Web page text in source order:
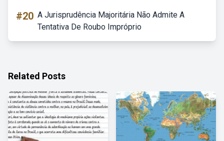
#20 A Jurisprudência Majoritária Não Admite A
Tentativa De Roubo Impróprio
Related Posts